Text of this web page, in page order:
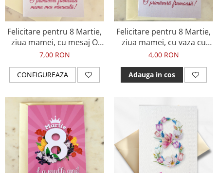
Felicitare pentru 8 Martie,
ziua mamei, cu mesaj O
primavara frumoasa si
7,00 RON
CONFIGUREAZA
Felicitare pentru 8 Martie,
ziua mamei, cu vaza cu
flori si mesaj O primavara
4,00 RON
Adauga in cos